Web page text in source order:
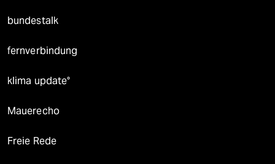
bundestalk
fernverbindung
klima update°
Mauerecho
Freie Rede